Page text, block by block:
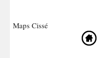
Maps Cissé